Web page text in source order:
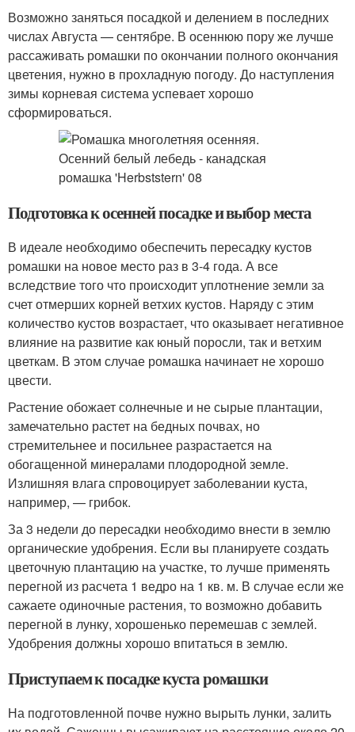
Возможно заняться посадкой и делением в последних
числах Августа — сентябре. В осеннюю пору же лучше
рассаживать ромашки по окончании полного окончания
цветения, нужно в прохладную погоду. До наступления
зимы корневая система успевает хорошо
сформироваться.
Подготовка к осенней посадке и выбор места
В идеале необходимо обеспечить пересадку кустов
ромашки на новое место раз в 3-4 года. А все
вследствие того что происходит уплотнение земли за
счет отмерших корней ветхих кустов. Наряду с этим
количество кустов возрастает, что оказывает негативное
влияние на развитие как юный поросли, так и ветхим
цветкам. В этом случае ромашка начинает не хорошо
цвести.
Растение обожает солнечные и не сырые плантации,
замечательно растет на бедных почвах, но
стремительнее и посильнее разрастается на
обогащенной минералами плодородной земле.
Излишняя влага спровоцирует заболевании куста,
например, — грибок.
За 3 недели до пересадки необходимо внести в землю
органические удобрения. Если вы планируете создать
цветочную плантацию на участке, то лучше применять
перегной из расчета 1 ведро на 1 кв. м. В случае если же
сажаете одиночные растения, то возможно добавить
перегной в лунку, хорошенько перемешав с землей.
Удобрения должны хорошо впитаться в землю.
Приступаем к посадке куста ромашки
На подготовленной почве нужно вырыть лунки, залить